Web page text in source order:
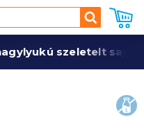
Keresés
szeletelt sajt